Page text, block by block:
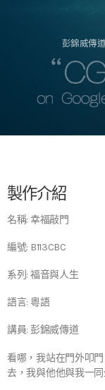
彭錦威傳道
製作介紹
名稱: 幸福敲門
編號: B113CBC
系列: 福音與人生
語言: 粵語
講員: 彭錦威傳道
看哪，我站在門外叩
去，我與他他與我一同